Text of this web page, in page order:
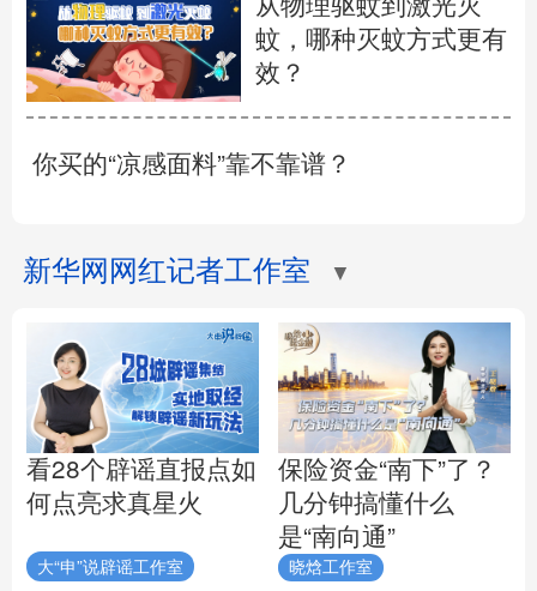
从物理驱蚊到激光灭
蚊，哪种灭蚊方式更有
效？
你买的“凉感面料”靠不靠谱？
新华网网红记者工作室 ▼
看28个辟谣直报点如
何点亮求真星火
大“申”说辟谣工作室
保险资金“南下”了？
几分钟搞懂什么
是“南向通”
晓焓工作室